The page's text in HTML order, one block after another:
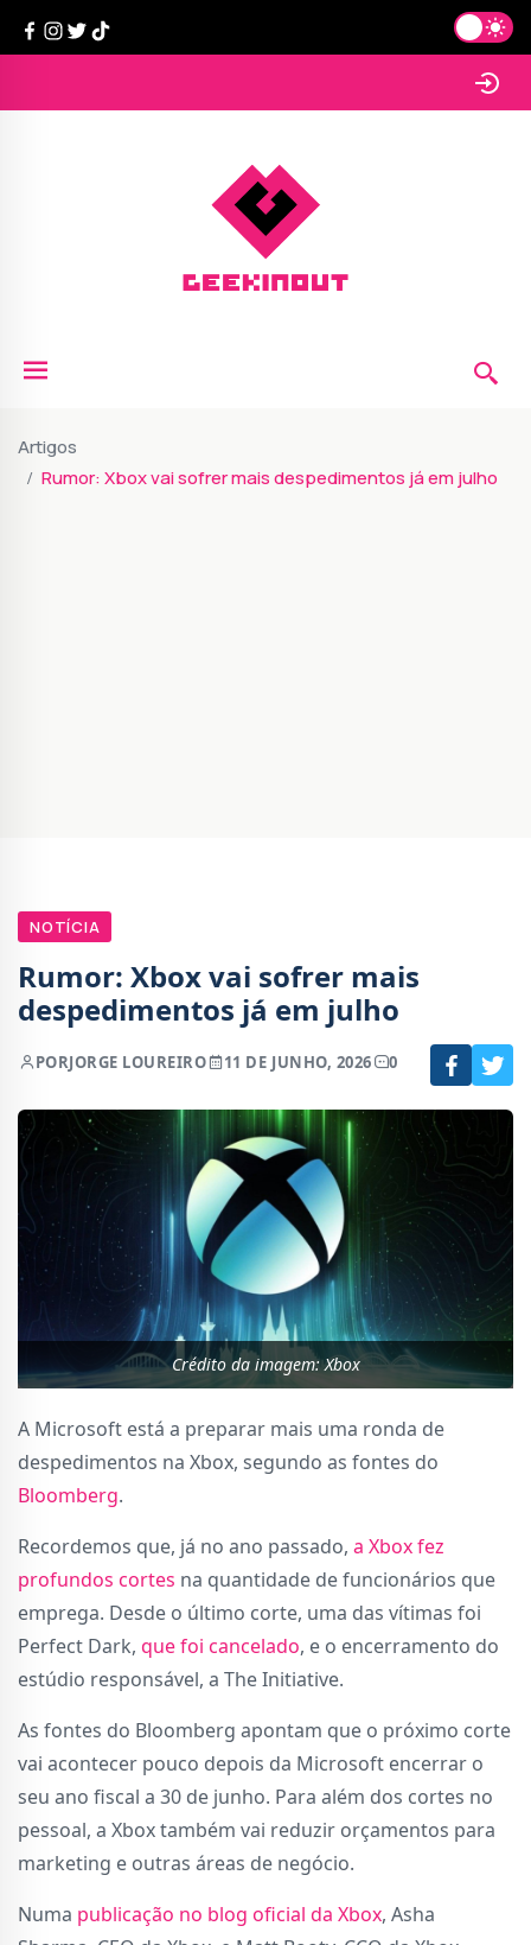
Artigos
Rumor: Xbox vai sofrer mais despedimentos já em julho
NOTÍCIA
Rumor: Xbox vai sofrer mais
despedimentos já em julho
PORJORGE LOUREIRO 11 DE JUNHO, 2026 0
Crédito da imagem: Xbox
A Microsoft está a preparar mais uma ronda de
despedimentos na Xbox, segundo as fontes do
Bloomberg.
Recordemos que, já no ano passado, a Xbox fez
profundos cortes na quantidade de funcionários que
emprega. Desde o último corte, uma das vítimas foi
Perfect Dark, que foi cancelado, e o encerramento do
estúdio responsável, a The Initiative.
As fontes do Bloomberg apontam que o próximo corte
vai acontecer pouco depois da Microsoft encerrar o
seu ano fiscal a 30 de junho. Para além dos cortes no
pessoal, a Xbox também vai reduzir orçamentos para
marketing e outras áreas de negócio.
Numa publicação no blog oficial da Xbox, Asha